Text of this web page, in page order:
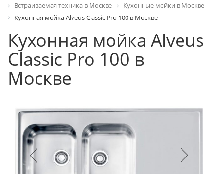
Встраиваемая техника в Москве
Кухонные мойки в Москве
Кухонная мойка Alveus Classic Pro 100 в Москве
Кухонная мойка Alveus
Classic Pro 100 в
Москве